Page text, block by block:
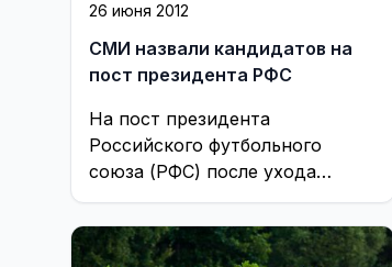
26 июня 2012
СМИ назвали кандидатов на
пост президента РФС
На пост президента
Российского футбольного
союза (РФС) после ухода
Сергея Фурсенко претендует
как минимум четыре
кандидата. ...